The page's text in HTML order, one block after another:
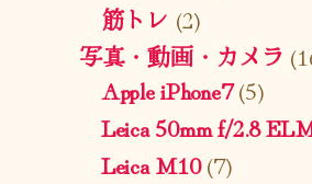
筋トレ (2)
写真・動画・カメラ
Apple iPhone7(5)
Leica 50mm f/2.8
Leica M10(7)